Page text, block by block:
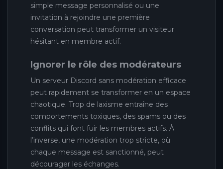
simple message personnalisé ou une
invitation à rejoindre une première
conversation peut transformer un visiteur
hésitant en membre actif.
Ignorer le rôle des modérateurs
Un serveur Discord sans modération efficace
peut rapidement se transformer en un espace
chaotique. Trop de laxisme entraîne des
comportements toxiques, des spams ou des
conflits qui font fuir les membres actifs. À
l’inverse, une modération trop stricte, où
chaque message est sanctionné, peut
décourager les échanges.